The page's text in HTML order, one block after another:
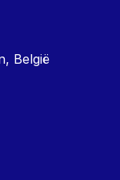
België